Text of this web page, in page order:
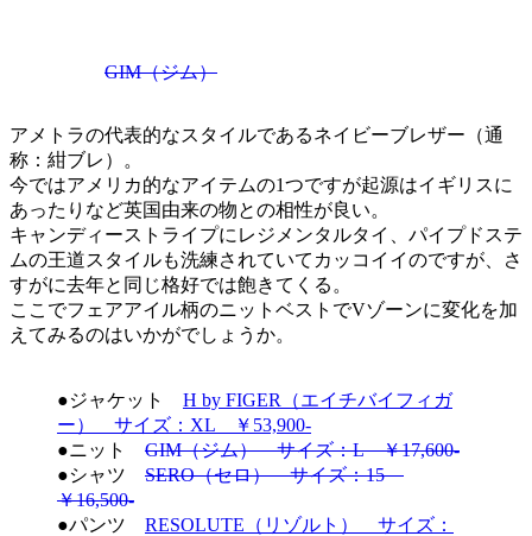
GIM（ジム）
アメトラの代表的なスタイルであるネイビーブレザー（通
称：紺ブレ）。
今ではアメリカ的なアイテムの1つですが起源はイギリスに
あったりなど英国由来の物との相性が良い。
キャンディーストライプにレジメンタルタイ、パイプドステ
ムの王道スタイルも洗練されていてカッコイイのですが、さ
すがに去年と同じ格好では飽きてくる。
ここでフェアアイル柄のニットベストでVゾーンに変化を加
えてみるのはいかがでしょうか。
●ジャケット H by FIGER（エイチバイフィガ
ー） サイズ：XL ￥53,900-
●ニット GIM（ジム） サイズ：L ￥17,600-
●シャツ SERO（セロ） サイズ：15
￥16,500-
●パンツ RESOLUTE（リゾルト） サイズ：